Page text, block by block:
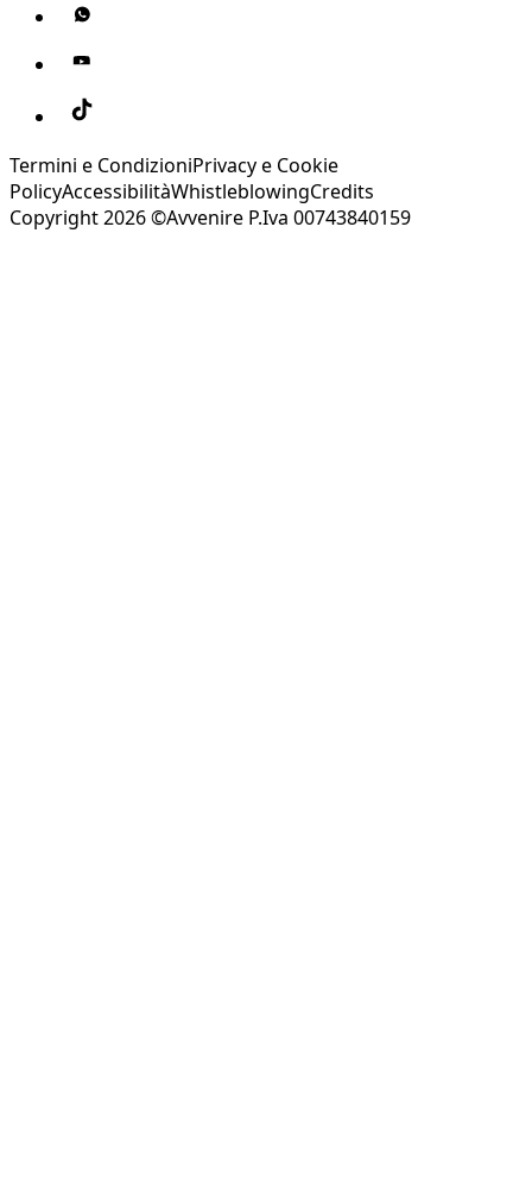
Termini e CondizioniPrivacy e Cookie
PolicyAccessibilitàWhistleblowingCredits
Copyright 2026 ©Avvenire P.Iva 00743840159